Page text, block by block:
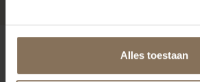
Alles toestaan
ONZE MERKEN